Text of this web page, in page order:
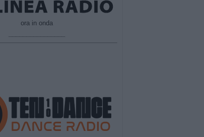
ora in onda